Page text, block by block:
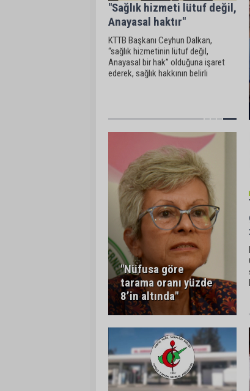
"Sağlık hizmeti lütuf değil,
Anayasal haktır"
KTTB Başkanı Ceyhun Dalkan,
“sağlık hizmetinin lütuf değil,
Anayasal bir hak” olduğuna işaret
ederek, sağlık hakkının belirli
ilkelerine aykırı olduğunu
"Nüfusa göre
tarama oranı yüzde
8’in altında"